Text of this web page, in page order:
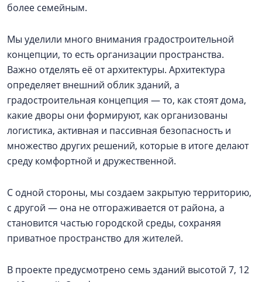
более семейным.
Мы уделили много внимания градостроительной
концепции, то есть организации пространства.
Важно отделять её от архитектуры. Архитектура
определяет внешний облик зданий, а
градостроительная концепция — то, как стоят дома,
какие дворы они формируют, как организованы
логистика, активная и пассивная безопасность и
множество других решений, которые в итоге делают
среду комфортной и дружественной.
С одной стороны, мы создаем закрытую территорию,
с другой — она не отгораживается от района, а
становится частью городской среды, сохраняя
приватное пространство для жителей.
В проекте предусмотрено семь зданий высотой 7, 12